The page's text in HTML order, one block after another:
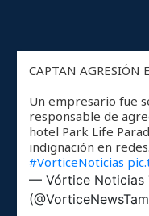
CAPTAN AGRESIÓN
Un empresario fue
responsable de
hotel Park Life
indignación en
#VorticeNoticias
— Vórtice Noticias